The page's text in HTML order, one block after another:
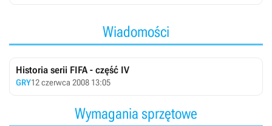
Wiadomości
Historia serii FIFA - część IV
GRY12 czerwca 2008 13:05
Wymagania sprzętowe